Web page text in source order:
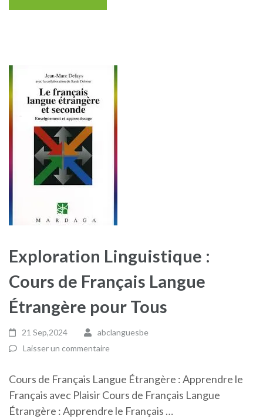
Exploration Linguistique :
Cours de Français Langue
Étrangère pour Tous
21 Sep,2024
abclanguesbe
Laisser un commentaire
Cours de Français Langue Étrangère : Apprendre le
Français avec Plaisir Cours de Français Langue
Étrangère : Apprendre le Français …